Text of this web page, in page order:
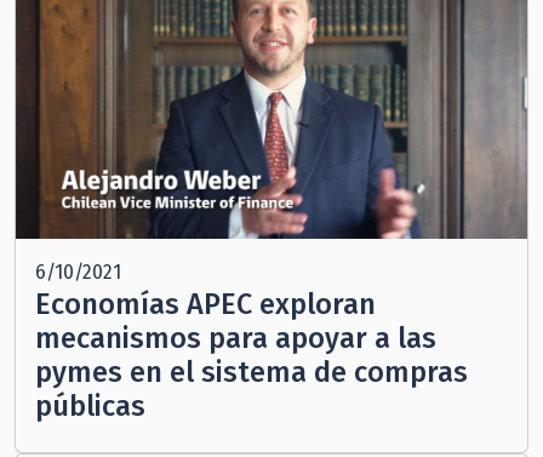
6/10/2021
Economías APEC exploran
mecanismos para apoyar a las
pymes en el sistema de compras
públicas